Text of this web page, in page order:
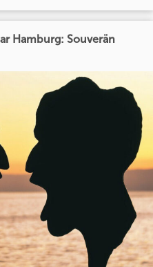
Hamburg: Souverän